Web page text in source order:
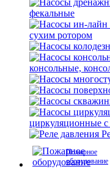
фекальные
сухим ротором
консольные,
циркуляционные
Пожарное
оборудование